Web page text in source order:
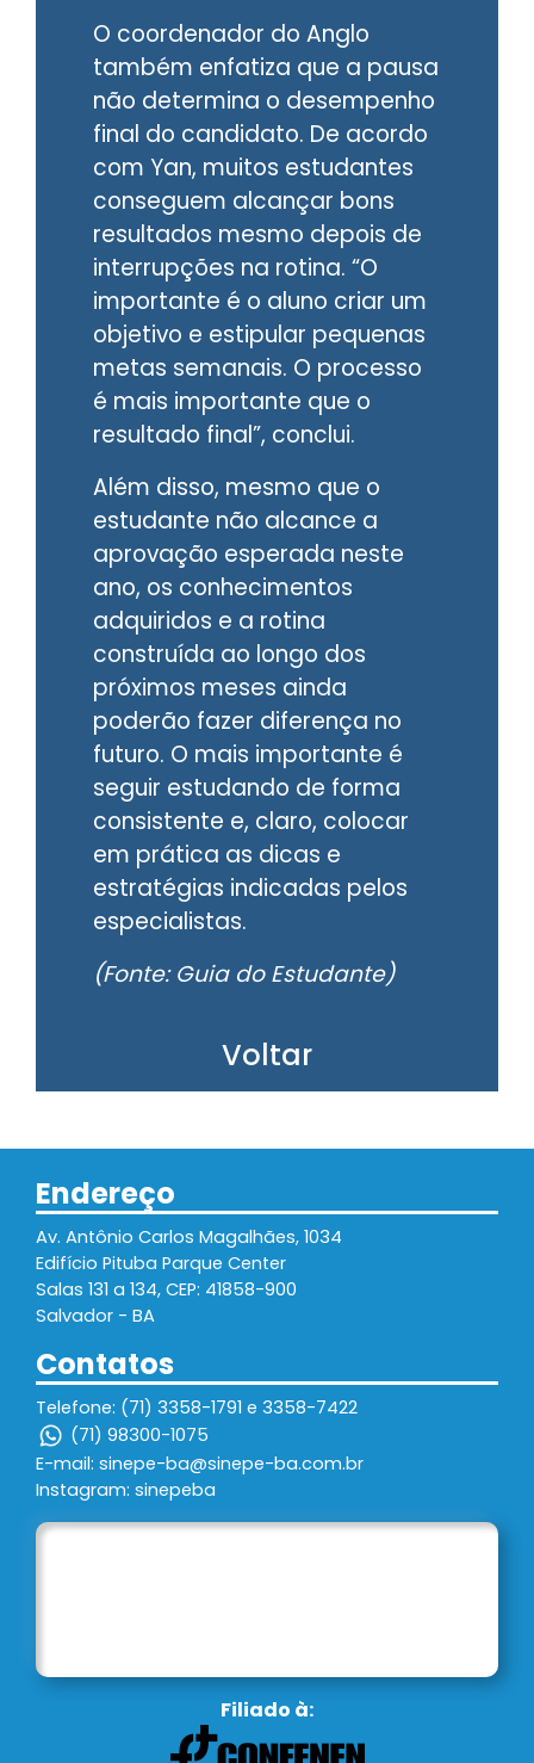
O coordenador do Anglo
também enfatiza que a pausa
não determina o desempenho
final do candidato. De acordo
com Yan, muitos estudantes
conseguem alcançar bons
resultados mesmo depois de
interrupções na rotina. “O
importante é o aluno criar um
objetivo e estipular pequenas
metas semanais. O processo
é mais importante que o
resultado final”, conclui.
Além disso, mesmo que o
estudante não alcance a
aprovação esperada neste
ano, os conhecimentos
adquiridos e a rotina
construída ao longo dos
próximos meses ainda
poderão fazer diferença no
futuro. O mais importante é
seguir estudando de forma
consistente e, claro, colocar
em prática as dicas e
estratégias indicadas pelos
especialistas.
(Fonte: Guia do Estudante)
Voltar
Endereço
Av. Antônio Carlos Magalhães, 1034
Edifício Pituba Parque Center
Salas 131 a 134, CEP: 41858-900
Salvador - BA
Contatos
Telefone: (71) 3358-1791 e 3358-7422
(71) 98300-1075
E-mail: sinepe-ba@sinepe-ba.com.br
Instagram: sinepeba
Filiado à: